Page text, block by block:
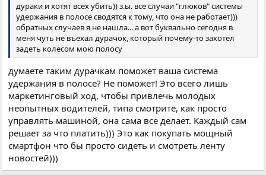
дураки и хотят всех убить)) з.ы. все случаи "глюков" системы
удержания в полосе сводятся к тому, что она не работает)))
обратных случаев я не нашла... а вот буквально сегодня в
меня чуть не въехал дурачок, который почему-то захотел
задеть колесом мою полосу
думаете таким дурачкам поможет ваша система
удержания в полосе? Не поможет! Это всего лишь
маркетинговый ход, чтобы привлечь молодых
неопытных водителей, типа смотрите, как просто
управлять машиной, она сама все делает. Каждый сам
решает за что платить))) Это как покупать мощный
смартфон что бы просто сидеть и смотреть ленту
новостей)))